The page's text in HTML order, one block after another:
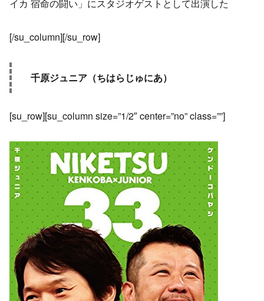
イカ 宿命の闘い」にスタジオゲストとして出演した
[/su_column][/su_row]
千原ジュニア（ちはらじゅにあ）
[su_row][su_column size=”1/2″ center=”no” class=””]